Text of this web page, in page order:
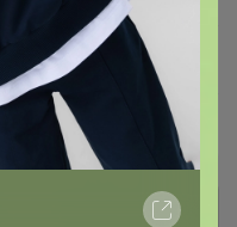
~ 14 дней
4.4K